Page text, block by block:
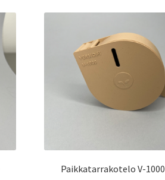
Paikkatarrakotelo V-1000